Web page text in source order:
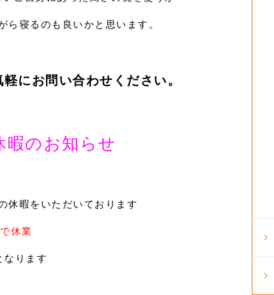
ら寝るのも良いかと思います。
にお問い合わせください。
暇のお知らせ
休暇をいただいております
休業
なります